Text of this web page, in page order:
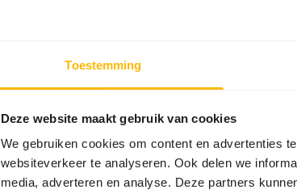
Toestemming
Deze website maakt gebruik van cookies
We gebruiken cookies om content en advertenties
websiteverkeer te analyseren. Ook delen we
media, adverteren en analyse. Deze partners